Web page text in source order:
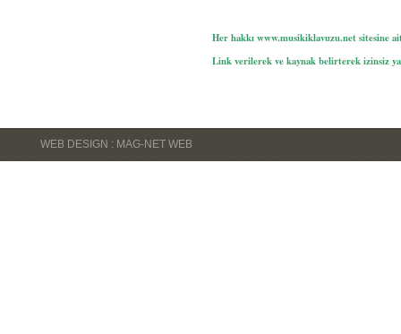
Her hakkı www.musikiklavuzu.net sitesine
Link verilerek ve kaynak belirterek izinsiz
WEB DESIGN : MAG-NET WEB